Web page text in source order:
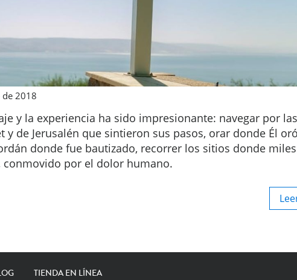
2018
y la experiencia ha sido impresionante: navegar por
de Jerusalén que sintieron sus pasos, orar donde Él
donde fue bautizado, recorrer los sitios donde
por el dolor humano.
TIENDA EN LÍNEA